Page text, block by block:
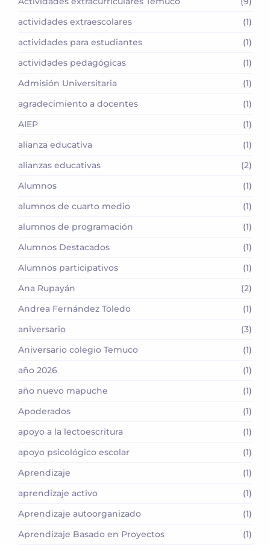
actividades extraescolares
(1)
actividades para estudiantes
(1)
actividades pedagógicas
(1)
Admisión Universitaria
(1)
agradecimiento a docentes
(1)
AIEP
(1)
alianza educativa
(1)
alianzas educativas
(2)
Alumnos
(1)
alumnos de cuarto medio
(1)
alumnos de programación
(1)
Alumnos Destacados
(1)
Alumnos participativos
(1)
Ana Rupayán
(2)
Andrea Fernández Toledo
(1)
aniversario
(3)
Aniversario colegio Temuco
(1)
año 2026
(1)
año nuevo mapuche
(1)
Apoderados
(1)
apoyo a la lectoescritura
(1)
apoyo psicológico escolar
(1)
Aprendizaje
(1)
aprendizaje activo
(1)
Aprendizaje autoorganizado
(1)
Aprendizaje Basado en Proyectos
(1)